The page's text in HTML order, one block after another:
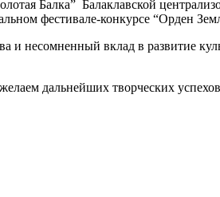
Балка” Балаклавской
фестивале-конкурсе “Орден
и несомненный вклад в развитие
дальнейших творческих